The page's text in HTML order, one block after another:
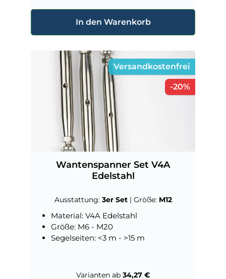
In den Warenkorb
Versandkostenfrei
-20%Rabatt
Wantenspanner Set V4A
Edelstahl
Ausstattung: 3er Set | Größe: M12
Material: V4A Edelstahl
Größe: M6 - M20
Segelseiten: <3 m - >15 m
Varianten ab 34,27 €